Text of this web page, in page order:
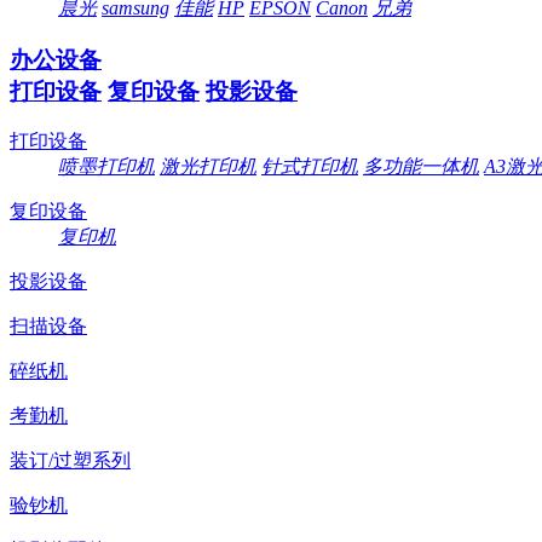
晨光 samsung 佳能 HP EPSON Canon 兄弟
办公设备
打印设备 复印设备 投影设备
打印设备
喷墨打印机 激光打印机 针式打印机 多功能一体机 A3激
复印设备
复印机
投影设备
扫描设备
碎纸机
考勤机
装订/过塑系列
验钞机